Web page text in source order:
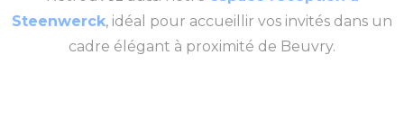
Steenwerck, idéal pour accueillir vos invités dans un
cadre élégant à proximité de Beuvry.